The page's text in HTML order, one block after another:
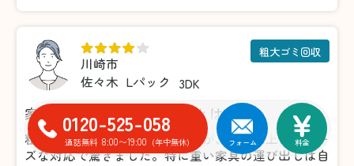
川崎市
佐々木 Lパック 3DK
粗大ゴミ回収
家具の処分がこんなに楽だとは！
粗大ゴミの処分で利用しましたが、想像以上にスムー
ズな対応で驚きました。特に重い家具の運び出しは自
0120-525-058
通話無料 8:00〜19:00 (年中無休) フォーム 料金